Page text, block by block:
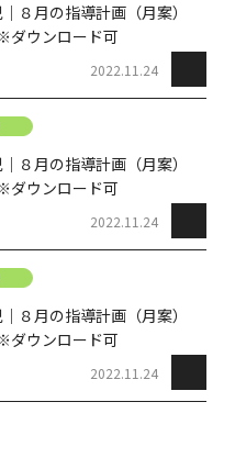
８月の指導計画（月案）
ダウンロード可
2022.11.24
８月の指導計画（月案）
ダウンロード可
2022.11.24
８月の指導計画（月案）
ダウンロード可
2022.11.24